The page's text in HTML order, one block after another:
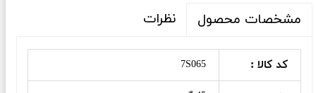
مشخصات محصول نظرات
کد کالا : 7S065